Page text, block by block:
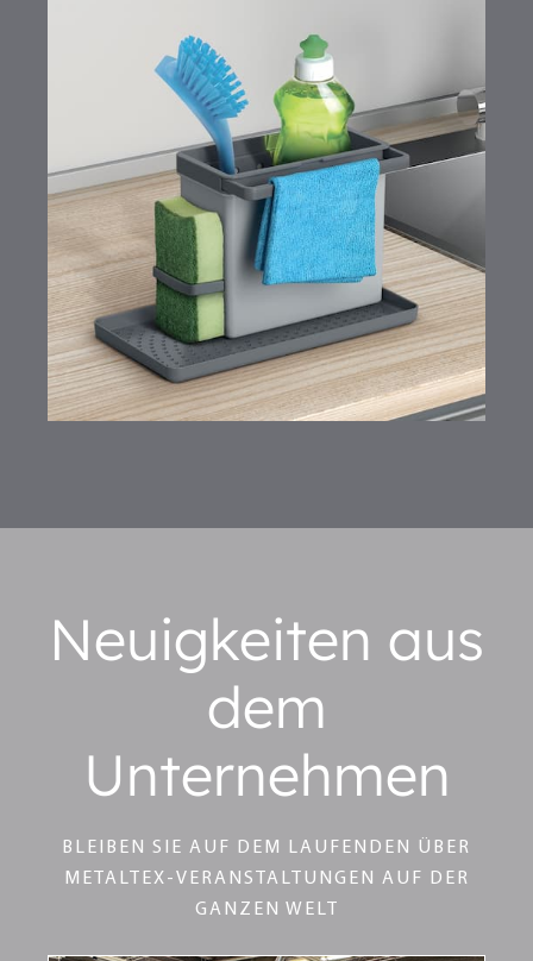
Tidytex
Neuigkeiten aus
dem
Unternehmen
BLEIBEN SIE AUF DEM LAUFENDEN ÜBER
METALTEX-VERANSTALTUNGEN AUF DER
GANZEN WELT